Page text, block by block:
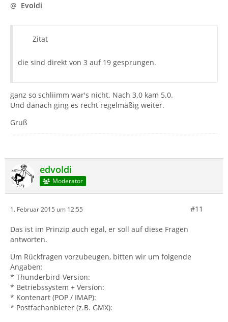
@ Evoldi
Zitat
die sind direkt von 3 auf 19 gesprungen.
ganz so schliimm war's nicht. Nach 3.0 kam 5.0.
Und danach ging es recht regelmäßig weiter.
Gruß
edvoldi
Moderator
1. Februar 2015 um 12:55 #11
Das ist im Prinzip auch egal, er soll auf diese Fragen
antworten.
Um Rückfragen vorzubeugen, bitten wir um folgende
Angaben:
* Thunderbird-Version:
* Betriebssystem + Version:
* Kontenart (POP / IMAP):
* Postfachanbieter (z.B. GMX):